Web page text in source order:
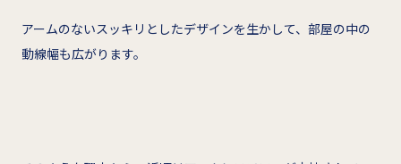
アームのないスッキリとしたデザインを生かして、部屋の中の
動線幅も広がります。